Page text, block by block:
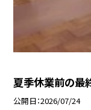
夏季休業前の最
公開日 2026/07/24